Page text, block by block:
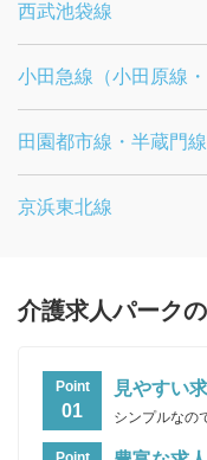
西武池袋線
小田急線（小田原線
田園都市線・半蔵門
京浜東北線
介護求人パーク
Point
01
見やすい
シンプルなの